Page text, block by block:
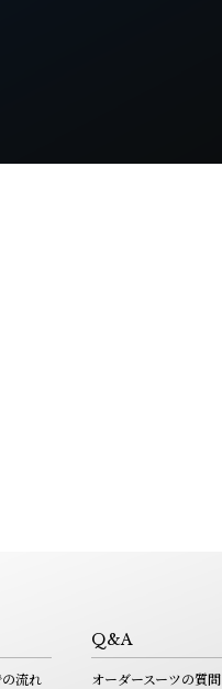
流れ
Q&A
オーダースーツの質問